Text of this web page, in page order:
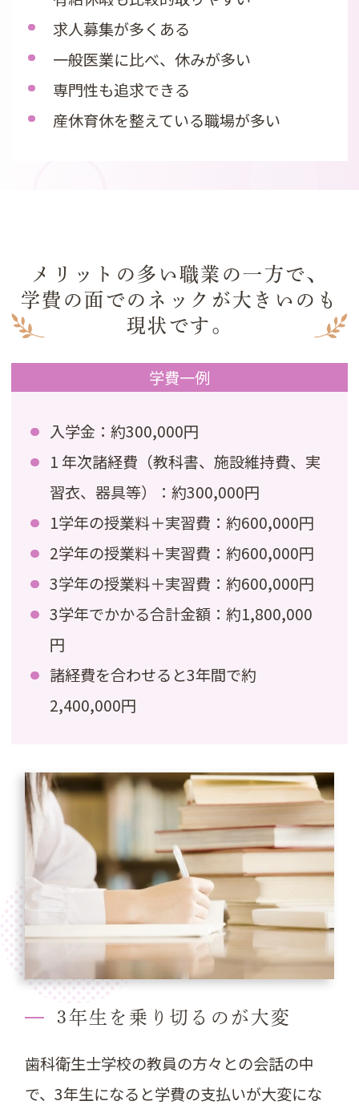
求人募集が多くある
一般医業に比べ、休みが多い
専門性も追求できる
産休育休を整えている職場が多い
メリットの多い職業の一方で、
学費の面でのネックが大きいのも
現状です。
学費一例
入学金：約300,000円
1 年次諸経費（教科書、施設維持費、実
習衣、器具等）：約300,000円
1学年の授業料＋実習費：約600,000円
2学年の授業料＋実習費：約600,000円
3学年の授業料＋実習費：約600,000円
3学年でかかる合計金額：約1,800,000
円
諸経費を合わせると3年間で約
2,400,000円
3年生を乗り切るのが大変
歯科衛生士学校の教員の方々との会話の中
で、3年生になると学費の支払いが大変にな